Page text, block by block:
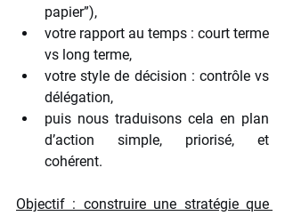
papier”),
votre rapport au temps : court terme
vs long terme,
votre style de décision : contrôle vs
délégation,
puis nous traduisons cela en plan
d’action simple, priorisé, et
cohérent.
Objectif : construire une stratégie que